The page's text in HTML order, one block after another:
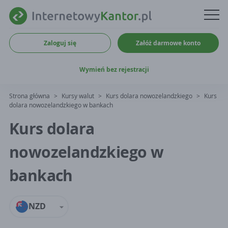
Zaloguj się Załóż darmowe konto
Wymień bez rejestracji
Strona główna > Kursy walut > Kurs dolara nowozelandzkiego >
Kurs
dolara nowozelandzkiego w bankach
Kurs dolara
nowozelandzkiego w
bankach
NZD